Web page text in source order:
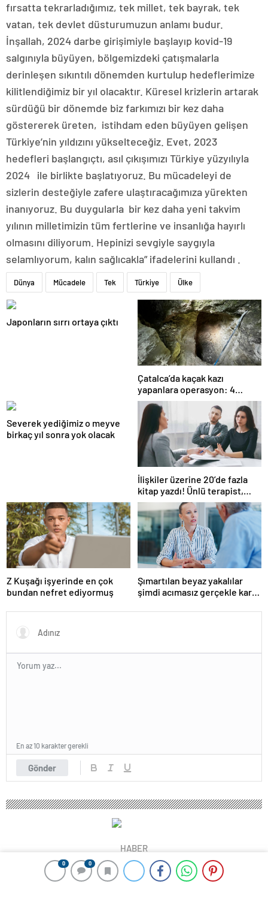
0 0
fırsatta tekrarladığımız, tek millet, tek bayrak, tek
vatan, tek devlet düsturumuzun anlamı budur.
İnşallah, 2024 darbe girişimiyle başlayıp kovid-19
salgınıyla büyüyen, bölgemizdeki çatışmalarla
derinleşen sıkıntılı dönemden kurtulup hedeflerimize
kilitlendiğimiz bir yıl olacaktır. Küresel krizlerin artarak
sürdüğü bir dönemde biz farkımızı bir kez daha
göstererek üreten, istihdam eden büyüyen gelişen
Türkiye’nin yıldızını yükselteceğiz. Evet, 2023
hedefleri başlangıçtı, asıl çıkışımızı Türkiye yüzyılıyla
2024 ile birlikte başlatıyoruz. Bu mücadeleyi de
sizlerin desteğiyle zafere ulaştıracağımıza yürekten
inanıyoruz. Bu duygularla bir kez daha yeni takvim
yılının milletimizin tüm fertlerine ve insanlığa hayırlı
olmasını diliyorum. Hepinizi sevgiyle saygıyla
selamlıyorum, kalın sağlıcakla” ifadelerini kullandı .
Dünya Mücadele Tek Türkiye Ülke
Japonların sırrı ortaya çıktı
Çatalca’da kaçak kazı
yapanlara operasyon: 4
gözaltı
Severek yediğimiz o meyve
birkaç yıl sonra yok olacak
İlişkiler üzerine 20’de fazla
kitap yazdı! Ünlü terapist,
boşanmaların gerçek
suçlularını açıklıyor
Z Kuşağı işyerinde en çok
bundan nefret ediyormuş
Şımartılan beyaz yakalılar
şimdi acımasız gerçekle karşı
Gönder
En az 10 karakter gerekli
HABER